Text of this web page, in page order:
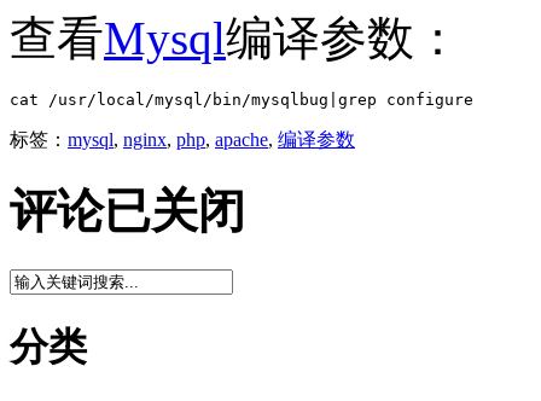
查看Mysql编译参数：
cat /usr/local/mysql/bin/mysqlbug|grep configure
标签： mysql, nginx, php, apache, 编译参数
评论已关闭
分类